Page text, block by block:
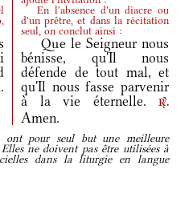
En l'absence d'un diacre ou
d'un prêtre, et dans la récitation
seul, on conclut ainsi :
Que le Seigneur nous
bénisse, qu'Il nous
défende de tout mal, et
qu'Il nous fasse parvenir
à la vie éternelle.
r.
Amen.
ont pour seul but une meilleure
ne doivent pas être utilisées à
dans la liturgie en langue